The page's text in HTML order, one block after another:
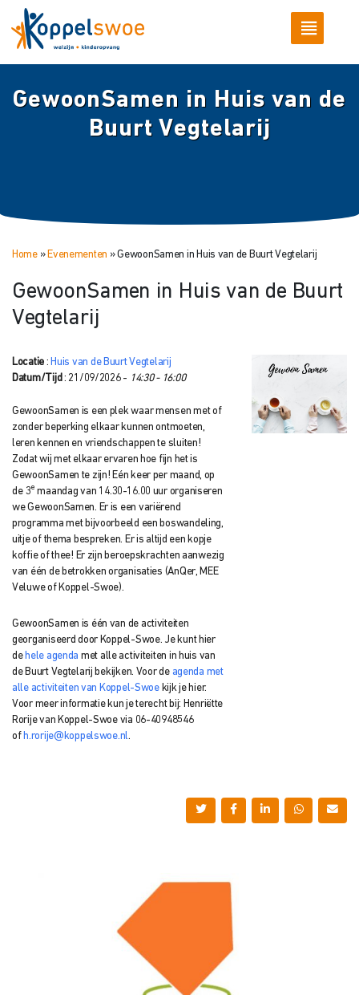
GewoonSamen in Huis van de
Buurt Vegtelarij
Home» Evenementen »GewoonSamen in Huis van de Buurt Vegtelarij
GewoonSamen in Huis van de Buurt
Vegtelarij
Locatie : Huis van de Buurt Vegtelarij
Datum/Tijd : 21/09/2026 - 14:30 - 16:00
GewoonSamen is een plek waar mensen met of
zonder beperking elkaar kunnen ontmoeten,
leren kennen en vriendschappen te sluiten!
Zodat wij met elkaar ervaren hoe fijn het is
GewoonSamen te zijn! Eén keer per maand, op
de 3e maandag van 14.30-16.00 uur organiseren
we GewoonSamen. Er is een variërend
programma met bijvoorbeeld een boswandeling,
uitje of thema bespreken. Er is altijd een kopje
koffie of thee! Er zijn beroepskrachten aanwezig
van één de betrokken organisaties (AnQer, MEE
Veluwe of Koppel-Swoe).
GewoonSamen is één van de activiteiten
georganiseerd door Koppel-Swoe. Je kunt hier
de hele agenda met alle activiteiten in huis van
de Buurt Vegtelarij bekijken. Voor de agenda met
alle activiteiten van Koppel-Swoekijk je hier.
Voor meer informatie kun je terecht bij: Henriëtte
Rorije van Koppel-Swoe via 06-40948546
of h.rorije@koppelswoe.nl